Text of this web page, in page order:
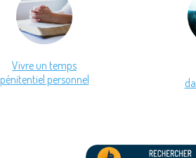
Vivre un temps
pénitentiel personnel